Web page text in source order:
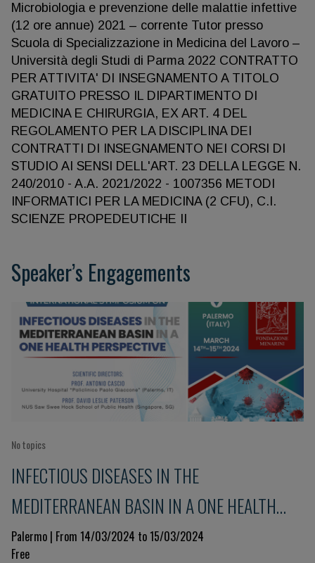
Microbiologia e prevenzione delle malattie infettive
(12 ore annue) 2021 – corrente Tutor presso
Scuola di Specializzazione in Medicina del Lavoro –
Università degli Studi di Parma 2022 CONTRATTO
PER ATTIVITA' DI INSEGNAMENTO A TITOLO
GRATUITO PRESSO IL DIPARTIMENTO DI
MEDICINA E CHIRURGIA, EX ART. 4 DEL
REGOLAMENTO PER LA DISCIPLINA DEI
CONTRATTI DI INSEGNAMENTO NEI CORSI DI
STUDIO AI SENSI DELL'ART. 23 DELLA LEGGE N.
240/2010 - A.A. 2021/2022 - 1007356 METODI
INFORMATICI PER LA MEDICINA (2 CFU), C.I.
SCIENZE PROPEDEUTICHE II
Speaker’s Engagements
No topics
INFECTIOUS DISEASES IN THE
MEDITERRANEAN BASIN IN A ONE HEALTH
PERSPECTIVE
Palermo | From 14/03/2024 to 15/03/2024
Free